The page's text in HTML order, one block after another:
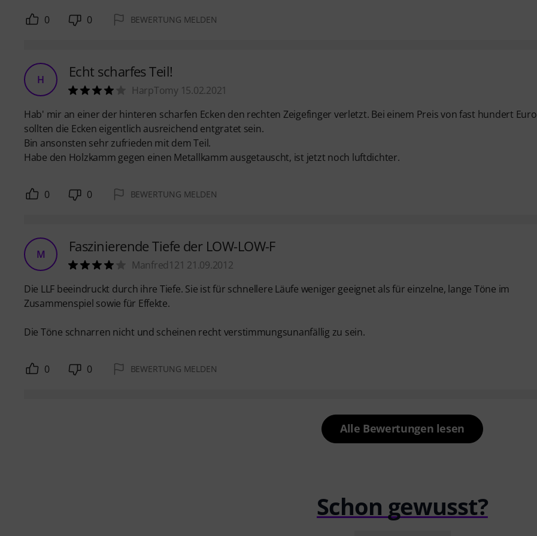
0 0 BEWERTUNG MELDEN
H Echt scharfes Teil!
HarpTomy 15.02.2021
Hab' mir an einer der hinteren scharfen Ecken den rechten Zeigefinger verletzt. Bei einem Preis von fast hundert Euro
sollten die Ecken eigentlich ausreichend entgratet sein.
Bin ansonsten sehr zufrieden mit dem Teil.
Habe den Holzkamm gegen einen Metallkamm ausgetauscht, ist jetzt noch luftdichter.
0 0 BEWERTUNG MELDEN
M Faszinierende Tiefe der LOW-LOW-F
Manfred121 21.09.2012
Die LLF beeindruckt durch ihre Tiefe. Sie ist für schnellere Läufe weniger geeignet als für einzelne, lange Töne im
Zusammenspiel sowie für Effekte.
Die Töne schnarren nicht und scheinen recht verstimmungsunanfällig zu sein.
0 0 BEWERTUNG MELDEN
Alle Bewertungen lesen
Schon gewusst?